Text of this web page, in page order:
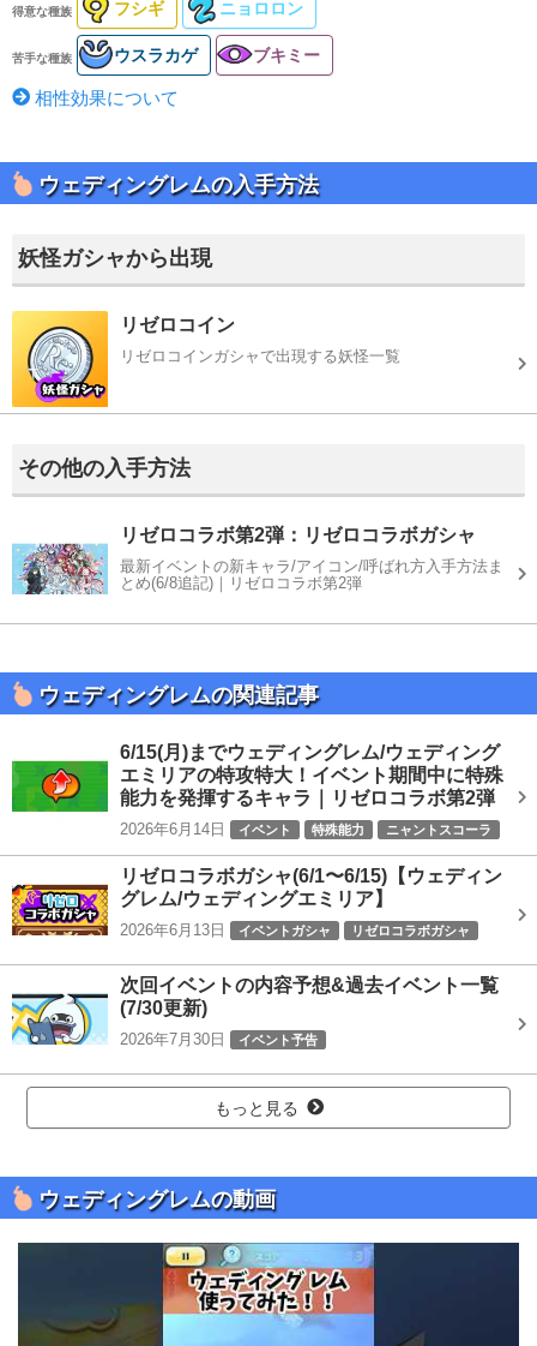
得意な種族 フシギ ニョロロン
苦手な種族 ウスラカゲ ブキミー
相性効果について
ウェディングレムの入手方法
妖怪ガシャから出現
リゼロコイン
リゼロコインガシャで出現する妖怪一覧
その他の入手方法
リゼロコラボ第2弾：リゼロコラボガシャ
最新イベントの新キャラ/アイコン/呼ばれ方入手方法ま
とめ(6/8追記)｜リゼロコラボ第2弾
ウェディングレムの関連記事
6/15(月)までウェディングレム/ウェディング
エミリアの特攻特大！イベント期間中に特殊
能力を発揮するキャラ｜リゼロコラボ第2弾
2026年6月14日 イベント 特殊能力 ニャントスコーラ
リゼロコラボ
リゼロコラボガシャ(6/1〜6/15)【ウェディン
グレム/ウェディングエミリア】
2026年6月13日 イベントガシャ リゼロコラボガシャ
次回イベントの内容予想&過去イベント一覧
(7/30更新)
2026年7月30日 イベント予告
もっと見る
ウェディングレムの動画